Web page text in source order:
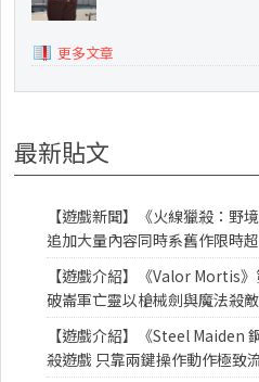
更多文章
最新貼文
【遊戲新聞】《火線獵殺：野
追加大量內容同時系舊作限時
【遊戲介紹】《Valor Mortis
破崙軍亡靈以槍械劍與魔法殺敵
【遊戲介紹】《Steel Maiden
殺遊戲 只靠兩鍵操作動作極致